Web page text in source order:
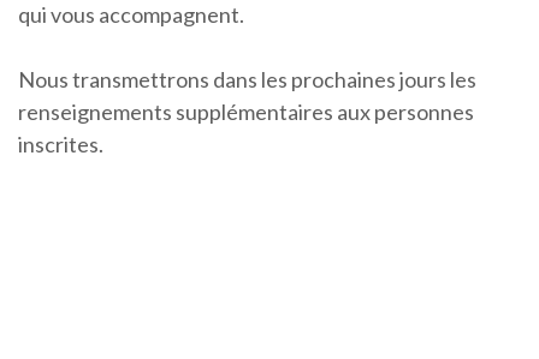
qui vous accompagnent.
Nous transmettrons dans les prochaines jours les
renseignements supplémentaires aux personnes
inscrites.